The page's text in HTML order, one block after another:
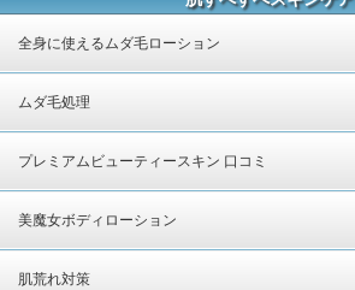
全身に使えるムダ毛ローション
ムダ毛処理
プレミアムビューティースキン 口コミ
美魔女ボディローション
肌荒れ対策